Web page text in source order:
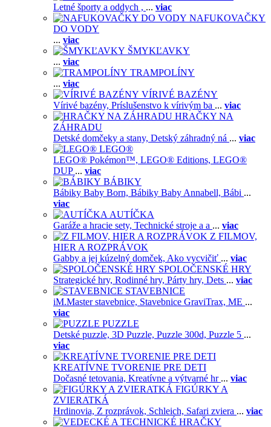
Letné športy a oddych , ... viac
NAFUKOVAČKY
DO VODY
... viac
ŠMYKĽAVKY
... viac
TRAMPOLÍNY
... viac
VÍRIVÉ BAZÉNY
Vírivé bazény, Príslušenstvo k vírivým ba ... viac
HRAČKY NA
ZÁHRADU
Detské domčeky a stany, Detský záhradný ná ... viac
LEGO®
LEGO® Pokémon™, LEGO® Editions, LEGO®
DUP ... viac
BÁBIKY
Bábiky Baby Born, Bábiky Baby Annabell, Bábi ...
viac
AUTÍČKA
Garáže a hracie sety, Technické stroje a a ... viac
Z FILMOV,
HIER A ROZPRÁVOK
Gabby a jej kúzelný domček, Ako vycvičiť ... viac
SPOLOČENSKÉ HRY
Strategické hry, Rodinné hry, Párty hry, Dets ... viac
STAVEBNICE
iM.Master stavebnice, Stavebnice GraviTrax, ME ...
viac
PUZZLE
Detské puzzle, 3D Puzzle, Puzzle 300d, Puzzle 5 ...
viac
KREATÍVNE TVORENIE PRE DETI
Dočasné tetovania, Kreatívne a výtvarné hr ... viac
FIGÚRKY A
ZVIERATKÁ
Hrdinovia, Z rozprávok, Schleich, Safari zviera ... viac